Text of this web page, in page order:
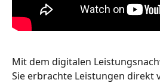
Mit dem digitalen
Sie erbrachte Leistungen direkt